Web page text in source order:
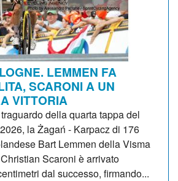
LEMMEN FA
SCARONI A UN
VITTORIA
della quarta tappa del
la Żagań - Karpacz di 176
Bart Lemmen della Visma
Scaroni è arrivato
dal successo, firmando...